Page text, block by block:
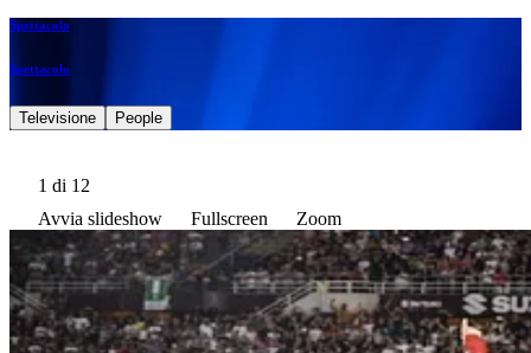
Spettacolo
Spettacolo
Televisione People
1 di 12
Avvia slideshow
Fullscreen Zoom